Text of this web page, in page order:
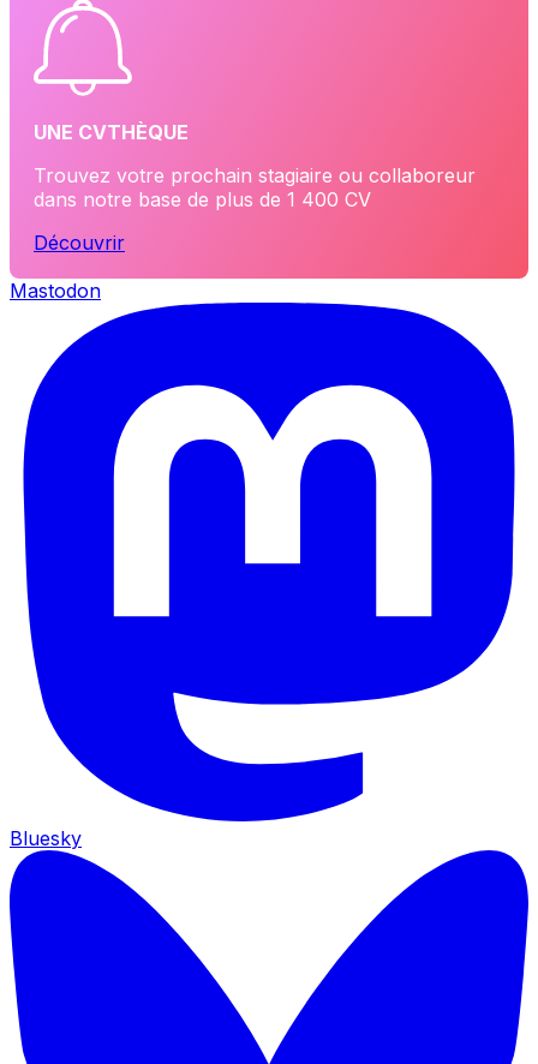
UNE CVTHÈQUE
Trouvez votre prochain stagiaire ou collaboreur
dans notre base de plus de 1 400 CV
Découvrir
Mastodon
Bluesky